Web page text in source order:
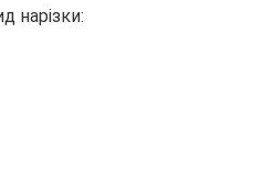
нарізки: